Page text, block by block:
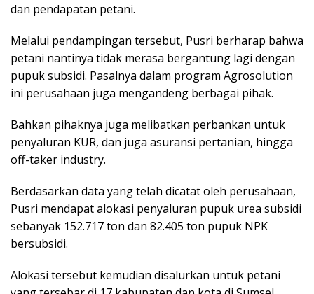
dan pendapatan petani.
Melalui pendampingan tersebut, Pusri berharap bahwa
petani nantinya tidak merasa bergantung lagi dengan
pupuk subsidi. Pasalnya dalam program Agrosolution
ini perusahaan juga mengandeng berbagai pihak.
Bahkan pihaknya juga melibatkan perbankan untuk
penyaluran KUR, dan juga asuransi pertanian, hingga
off-taker industry.
Berdasarkan data yang telah dicatat oleh perusahaan,
Pusri mendapat alokasi penyaluran pupuk urea subsidi
sebanyak 152.717 ton dan 82.405 ton pupuk NPK
bersubsidi.
Alokasi tersebut kemudian disalurkan untuk petani